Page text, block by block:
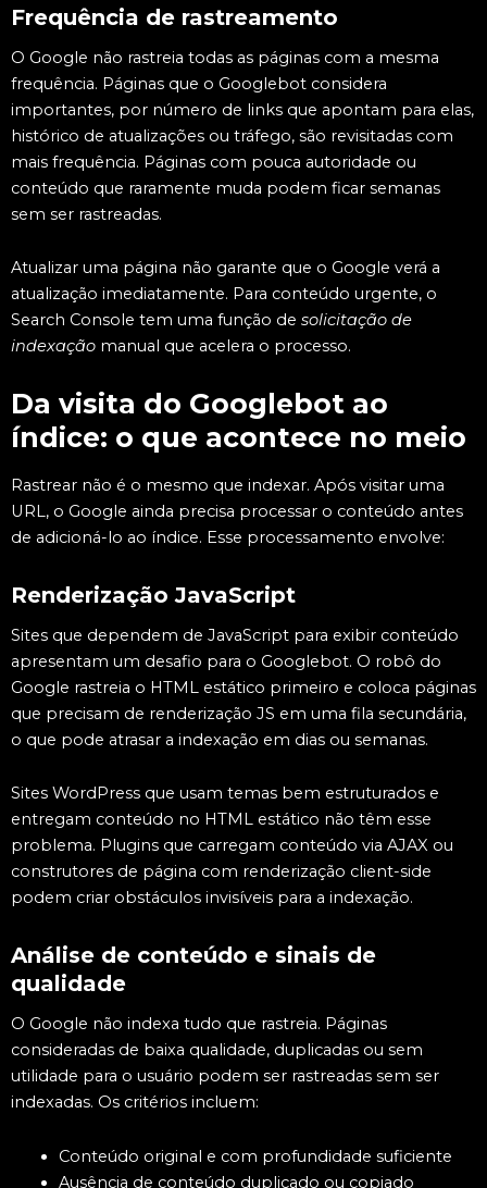
Frequência de rastreamento
O Google não rastreia todas as páginas com a mesma
frequência. Páginas que o Googlebot considera
importantes, por número de links que apontam para elas,
histórico de atualizações ou tráfego, são revisitadas com
mais frequência. Páginas com pouca autoridade ou
conteúdo que raramente muda podem ficar semanas
sem ser rastreadas.
Atualizar uma página não garante que o Google verá a
atualização imediatamente. Para conteúdo urgente, o
Search Console tem uma função de solicitação de
indexação manual que acelera o processo.
Da visita do Googlebot ao
índice: o que acontece no meio
Rastrear não é o mesmo que indexar. Após visitar uma
URL, o Google ainda precisa processar o conteúdo antes
de adicioná-lo ao índice. Esse processamento envolve:
Renderização JavaScript
Sites que dependem de JavaScript para exibir conteúdo
apresentam um desafio para o Googlebot. O robô do
Google rastreia o HTML estático primeiro e coloca páginas
que precisam de renderização JS em uma fila secundária,
o que pode atrasar a indexação em dias ou semanas.
Sites WordPress que usam temas bem estruturados e
entregam conteúdo no HTML estático não têm esse
problema. Plugins que carregam conteúdo via AJAX ou
construtores de página com renderização client-side
podem criar obstáculos invisíveis para a indexação.
Análise de conteúdo e sinais de
qualidade
O Google não indexa tudo que rastreia. Páginas
consideradas de baixa qualidade, duplicadas ou sem
utilidade para o usuário podem ser rastreadas sem ser
indexadas. Os critérios incluem:
Conteúdo original e com profundidade suficiente
Ausência de conteúdo duplicado ou copiado